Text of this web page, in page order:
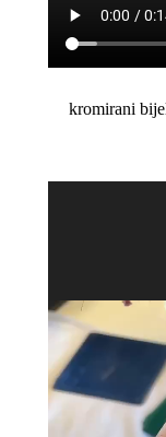
kromirani